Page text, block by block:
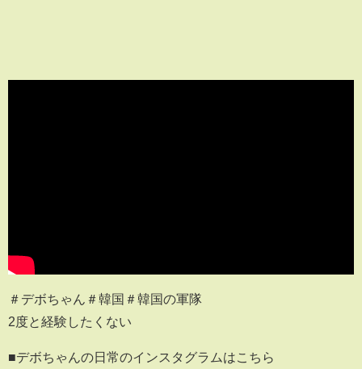
＃デボちゃん＃韓国＃韓国の軍隊
2度と経験したくない
■デボちゃんの日常のインスタグラムはこちら